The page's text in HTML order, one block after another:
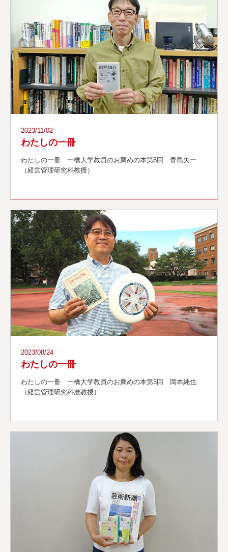
2023/11/02
わたしの一冊
わたしの一冊 一橋大学教員のお薦めの本第6回 青島矢一
（経営管理研究科教授）
2023/08/24
わたしの一冊
わたしの一冊 一橋大学教員のお薦めの本第5回 岡本純也
（経営管理研究科准教授）